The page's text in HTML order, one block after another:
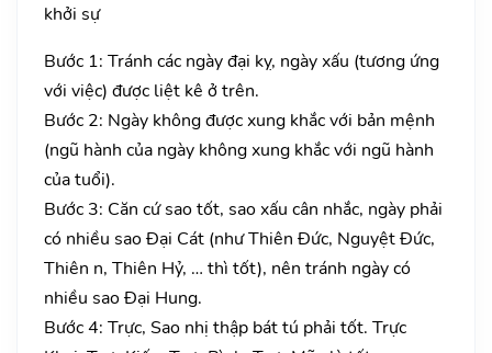
khởi sự
Bước 1: Tránh các ngày đại kỵ, ngày xấu (tương ứng
với việc) được liệt kê ở trên.
Bước 2: Ngày không được xung khắc với bản mệnh
(ngũ hành của ngày không xung khắc với ngũ hành
của tuổi).
Bước 3: Căn cứ sao tốt, sao xấu cân nhắc, ngày phải
có nhiều sao Đại Cát (như Thiên Đức, Nguyệt Đức,
Thiên n, Thiên Hỷ, … thì tốt), nên tránh ngày có
nhiều sao Đại Hung.
Bước 4: Trực, Sao nhị thập bát tú phải tốt. Trực